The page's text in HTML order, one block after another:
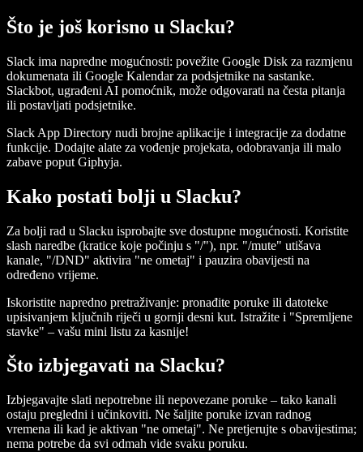
Što je još korisno u Slacku?
Slack ima napredne mogućnosti: povežite Google Disk za razmjenu
dokumenata ili Google Kalendar za podsjetnike na sastanke.
Slackbot, ugrađeni AI pomoćnik, može odgovarati na česta pitanja
ili postavljati podsjetnike.
Slack App Directory nudi brojne aplikacije i integracije za dodatne
funkcije. Dodajte alate za vođenje projekata, odobravanja ili malo
zabave poput Giphyja.
Kako postati bolji u Slacku?
Za bolji rad u Slacku isprobajte sve dostupne mogućnosti. Koristite
slash naredbe (kratice koje počinju s "/"), npr. "/mute" utišava
kanale, "/DND" aktivira "ne ometaj" i pauzira obavijesti na
određeno vrijeme.
Iskoristite napredno pretraživanje: pronađite poruke ili datoteke
upisivanjem ključnih riječi u gornji desni kut. Istražite i "Spremljene
stavke" – vašu mini listu za kasnije!
Što izbjegavati na Slacku?
Izbjegavajte slati nepotrebne ili nepovezane poruke – tako kanali
ostaju pregledni i učinkoviti. Ne šaljite poruke izvan radnog
vremena ili kad je aktivan "ne ometaj". Ne pretjerujte s obavijestima;
nema potrebe da svi odmah vide svaku poruku.